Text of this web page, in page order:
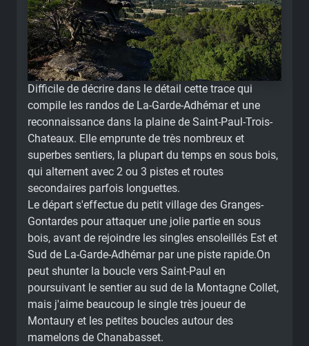
Difficile de décrire dans le détail cette trace qui
compile les randos de La-Garde-Adhémar et une
reconnaissance dans la plaine de Saint-Paul-Trois-
Chateaux. Elle emprunte de très nombreux et
superbes sentiers, la plupart du temps en sous bois,
qui alternent avec 2 ou 3 pistes et routes
secondaires parfois longuettes.
Le départ s'effectue du petit village des Granges-
Gontardes pour attaquer une jolie partie en sous
bois, avant de rejoindre les singles ensoleillés Est et
Sud de La-Garde-Adhémar par une piste rapide.On
peut shunter la boucle vers Saint-Paul en
poursuivant le sentier au sud de la Montagne Collet,
mais j'aime beaucoup le single très joueur de
Montaury et les petites boucles autour des
mamelons de Chanabasset.